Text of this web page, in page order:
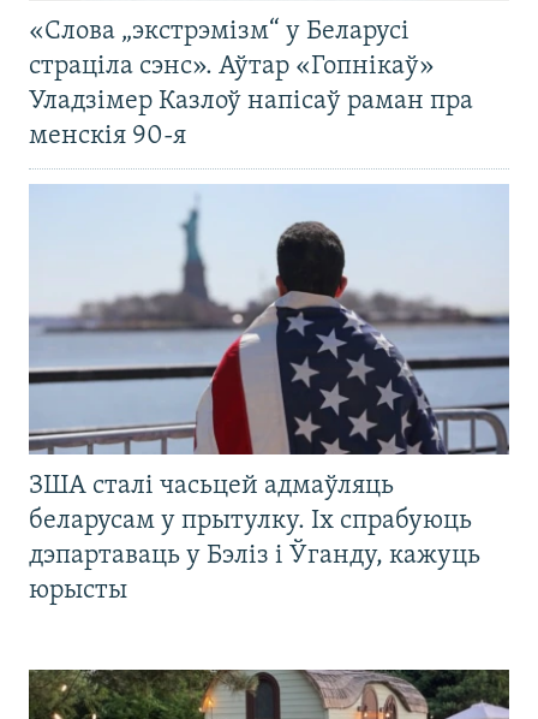
«Слова „экстрэмізм“ у Беларусі
страціла сэнс». Аўтар «Гопнікаў»
Уладзімер Казлоў напісаў раман пра
менскія 90-я
ЗША сталі часьцей адмаўляць
беларусам у прытулку. Іх спрабуюць
дэпартаваць у Бэліз і Ўганду, кажуць
юрысты